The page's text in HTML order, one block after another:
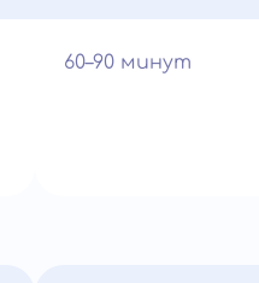
60–90 минут